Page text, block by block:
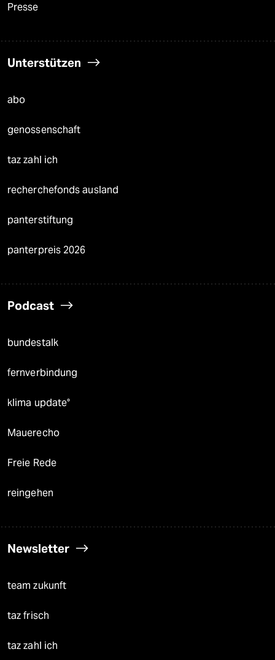
Presse
Unterstützen
abo
genossenschaft
taz zahl ich
recherchefonds ausland
panterstiftung
panterpreis 2026
Podcast
bundestalk
fernverbindung
klima update°
Mauerecho
Freie Rede
reingehen
Newsletter
team zukunft
taz frisch
taz zahl ich